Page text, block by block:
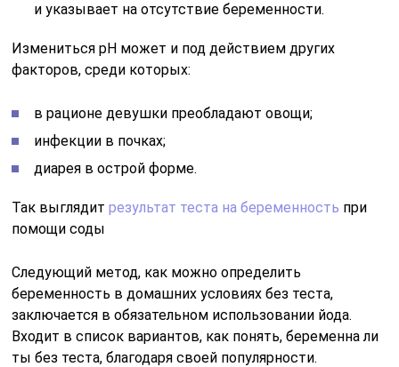
и указывает на отсутствие беременности.
Измениться pH может и под действием других
факторов, среди которых:
в рационе девушки преобладают овощи;
инфекции в почках;
диарея в острой форме.
Так выглядитрезультат теста на беременность при
помощи соды
Следующий метод, как можно определить
беременность в домашних условиях без теста,
заключается в обязательном использовании йода.
Входит в список вариантов, как понять, беременна ли
ты без теста, благодаря своей популярности.